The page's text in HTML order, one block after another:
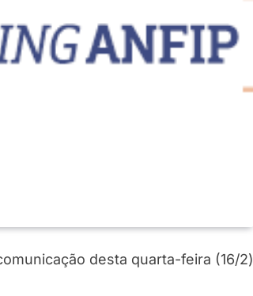
desta quarta-feira (16/2)